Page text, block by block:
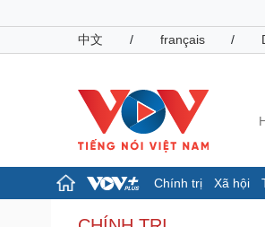
中文
/ français /
Chính trị Xã hội
Chính trị